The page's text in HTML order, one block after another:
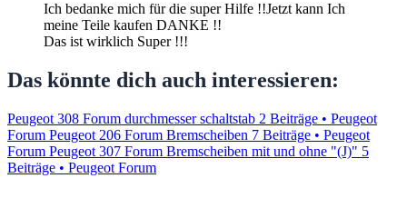
Ich bedanke mich für die super Hilfe !!Jetzt kann Ich
meine Teile kaufen DANKE !!
Das ist wirklich Super !!!
Das könnte dich auch interessieren:
Peugeot 308 Forum durchmesser schaltstab 2 Beiträge • Peugeot
Forum Peugeot 206 Forum Bremscheiben 7 Beiträge • Peugeot
Forum Peugeot 307 Forum Bremscheiben mit und ohne "(J)" 5
Beiträge • Peugeot Forum